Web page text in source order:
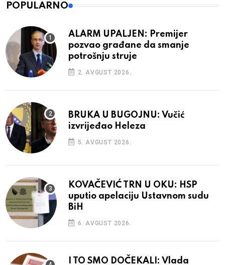
POPULARNO
ALARM UPALJEN: Premijer
pozvao građane da smanje
potrošnju struje
2. AVGUST 2026.
BRUKA U BUGOJNU: Vučić
izvrijeđao Heleza
5. AVGUST 2026.
KOVAČEVIĆ TRN U OKU: HSP
uputio apelaciju Ustavnom sudu
BiH
6. AVGUST 2026.
I TO SMO DOČEKALI: Vlada